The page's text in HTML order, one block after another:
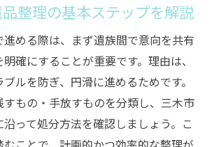
整理の基本ステップを解説
める際は、まず遺族間で意向を共有
確にすることが重要です。理由は、
ルを防ぎ、円滑に進めるためです。
もの・手放すものを分類し、三木市
って処分方法を確認しましょう。こ